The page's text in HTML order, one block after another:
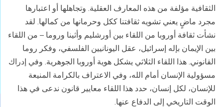
الثقافية مؤلفة من هذه المعارف العقلية. وتجاهلها أو اعتبارها
مجرد ماضٍ يعني تشويه ثقافتنا ككل وحرمانها من كمالها. لقد
نشأت ثقافة أوروبا من اللقاء بين أورشليم وأثينا وروما – من اللقاء
بين الإيمان بإله إسرائيل، عقل اليونانيين الفلسفي، وفكر روما
القانوني. هذا اللقاء الثلاثي يشكل هوية أوروبا الجوهرية. وفي إدراك
مسؤولية الإنسان أمام الله، وفي الاعتراف بالكرامة المنيعة
للإنسان، لكل إنسان، حدد هذا اللقاء معايير قانون ندعى في هذا
الوقت التاريخي إلى الدفاع عنها.